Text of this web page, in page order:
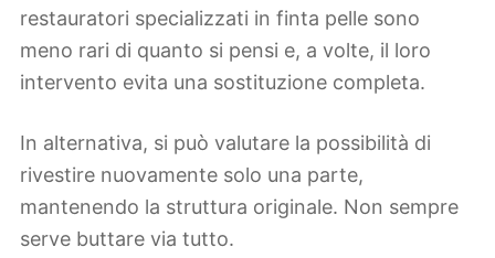
restauratori specializzati in finta pelle sono
meno rari di quanto si pensi e, a volte, il loro
intervento evita una sostituzione completa.
In alternativa, si può valutare la possibilità di
rivestire nuovamente solo una parte,
mantenendo la struttura originale. Non sempre
serve buttare via tutto.